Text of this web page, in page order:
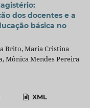
dos docentes e a
básica no
Brito, Maria Cristina
Mônica Mendes Pereira
XML